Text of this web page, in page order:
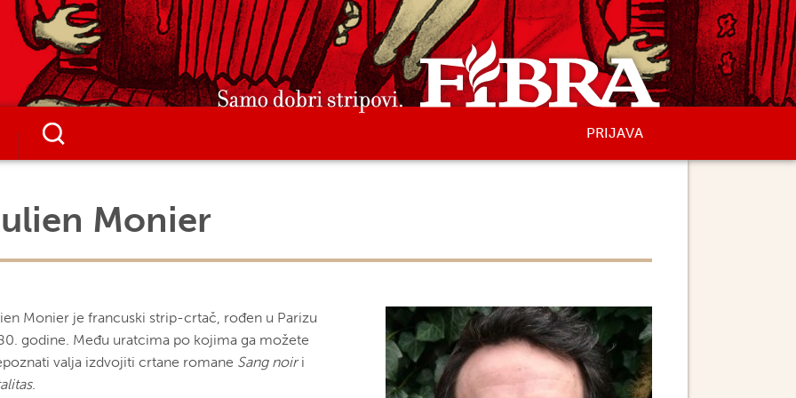
PRIJAVA
Monier
Monier je francuski strip-crtač, rođen u Parizu
godine. Među uratcima po kojima ga možete
valja izdvojiti crtane romane Sang noiri
.